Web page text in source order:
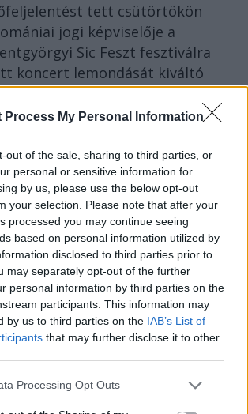
Process My Personal Information
out of the sale, sharing to third parties, or
personal or sensitive information for
by us, please use the below opt-out
your selection. Please note that after your
processed you may continue seeing
based on personal information utilized by
disclosed to third parties prior to
may separately opt-out of the further
personal information by third parties on the
participants. This information may
by us to third parties on the IAB’s List of
that may further disclose it to other
Processing Opt Outs
tett csütörtökön
jogi képviselője a
Sic Feszt fesztiválra
koncert lemondását kiváltó
ügyében.